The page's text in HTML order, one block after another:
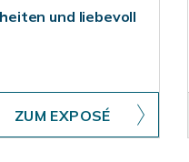
und liebevoll
ZUM EXPOSÉ